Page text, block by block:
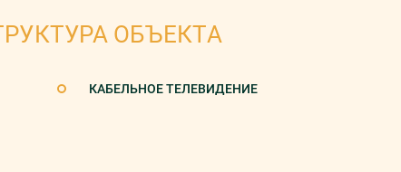
ОБЪЕКТА
КАБЕЛЬНОЕ ТЕЛЕВИДЕНИЕ